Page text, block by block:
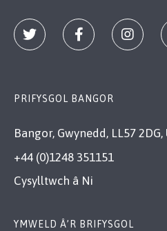
PRIFYSGOL BANGOR
Bangor, Gwynedd, LL57 2DG,
+44 (0)1248 351151
Cysylltwch â Ni
YMWELD Â’R BRIFYSGOL